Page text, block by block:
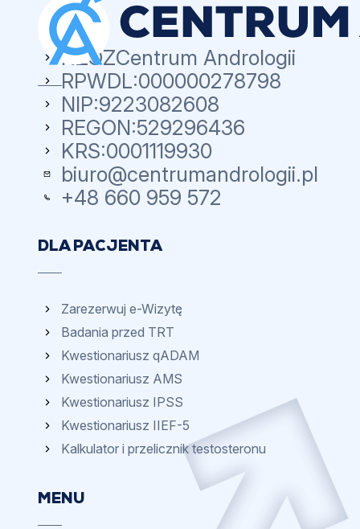
NZOZCentrum Andrologii
RPWDL:000000278798
NIP:9223082608
REGON:529296436
KRS:0001119930
biuro@centrumandrologii.pl
+48 660 959 572
DLA PACJENTA
Zarezerwuj e-Wizytę
Badania przed TRT
Kwestionariusz qADAM
Kwestionariusz AMS
Kwestionariusz IPSS
Kwestionariusz IIEF-5
Kalkulator i przelicznik testosteronu
MENU